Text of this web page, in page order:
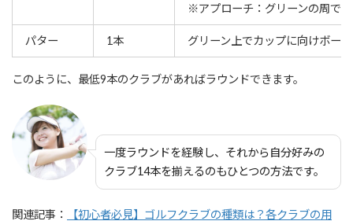
※アプローチ：グリーンの周で
パター 1本 グリーン上でカップに向けボー
このように、最低9本のクラブがあればラウンドできます。
一度ラウンドを経験し、それから自分好みの
クラブ14本を揃えるのもひとつの方法です。
関連記事：
【初心者必見】ゴルフクラブの種類は？各クラブの用